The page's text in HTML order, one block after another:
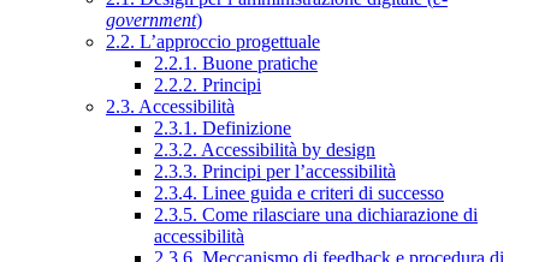
government)
2.2. L’approccio progettuale
2.2.1. Buone pratiche
2.2.2. Principi
2.3. Accessibilità
2.3.1. Definizione
2.3.2. Accessibilità by design
2.3.3. Principi per l’accessibilità
2.3.4. Linee guida e criteri di successo
2.3.5. Come rilasciare una dichiarazione di
accessibilità
2.3.6. Meccanismo di feedback e procedura di